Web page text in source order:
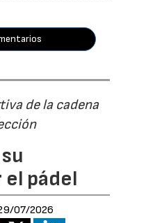
de la cadena
pádel
07/2026